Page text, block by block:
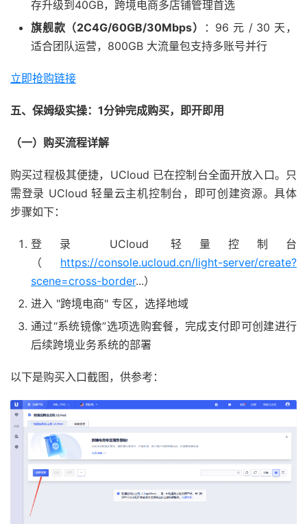
存升级到40GB，跨境电商多店铺管理首选
旗舰款（2C4G/60GB/30Mbps）
：96 元 / 30 天，
适合团队运营，800GB 大流量包支持多账号并行
立即抢购链接
五、保姆级实操： 1分钟完成购买，即开即用
（一）购买流程详解
购买过程极其便捷，UCloud 已在控制台全面开放入口。只
需登录 UCloud 轻量云主机控制台，即可创建资源。具体
步骤如下：
登录 UCloud 轻量控制台
（ https://console.ucloud.cn/light-server/create?
scene=cross-border...）
进入 "跨境电商" 专区，选择地域
通过“系统镜像”选项选购套餐，完成支付即可创建进行
后续跨境业务系统的部署
以下是购买入口截图，供参考：